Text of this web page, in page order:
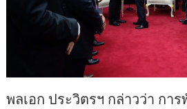
พลเอก ประวิตรฯ กล่าวว่า กา